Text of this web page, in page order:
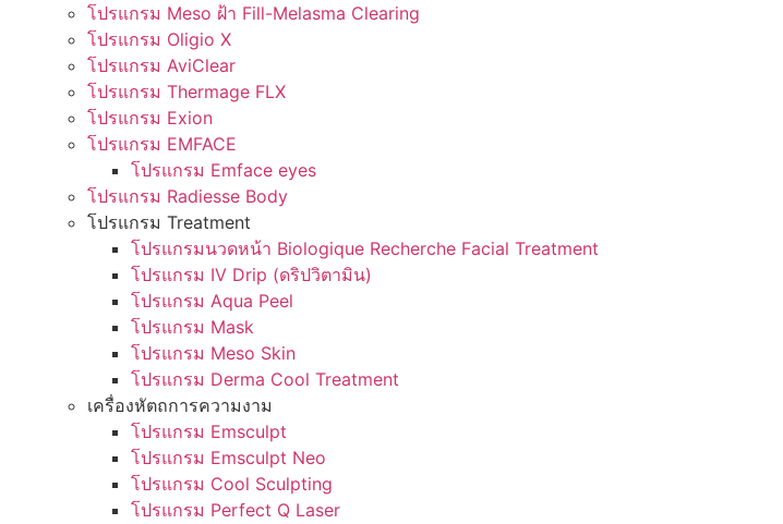
โปรแกรม Meso ฝ้า Fill-Melasma Clearing
โปรแกรม Oligio X
โปรแกรม AviClear
โปรแกรม Thermage FLX
โปรแกรม Exion
โปรแกรม EMFACE
โปรแกรม Emface eyes
โปรแกรม Radiesse Body
โปรแกรม Treatment
โปรแกรมนวดหน้า Biologique Recherche Facial Treatment
โปรแกรม IV Drip (ดริปวิตามิน)
โปรแกรม Aqua Peel
โปรแกรม Mask
โปรแกรม Meso Skin
โปรแกรม Derma Cool Treatment
เครื่องหัตถการความงาม
โปรแกรม Emsculpt
โปรแกรม Emsculpt Neo
โปรแกรม Cool Sculpting
โปรแกรม Perfect Q Laser